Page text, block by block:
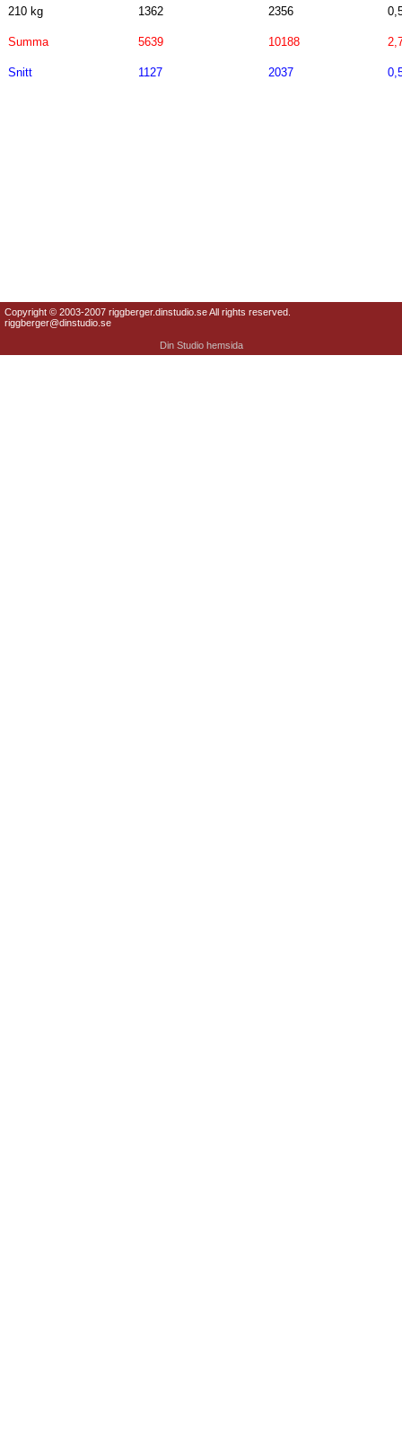
210 kg 1362 2356
Summa 5639 10188
Snitt 1127 2037
Copyright © 2003-2007 riggberger.dinstudio.se All rights reserved.
riggberger@dinstudio.se
Din Studio hemsida